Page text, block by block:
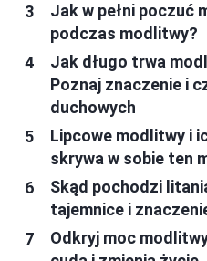
Jak w pełni poczuć
podczas modlitwy?
Jak długo trwa
Poznaj znaczenie i
duchowych
Lipcowe modlitwy i
skrywa w sobie ten
Skąd pochodzi
tajemnice i
Odkryj moc